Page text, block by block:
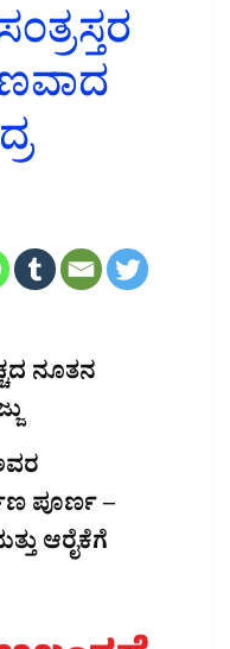
ನೂತನ
ಪೂರ್ಣ –
ಆರೈಕೆಗೆ